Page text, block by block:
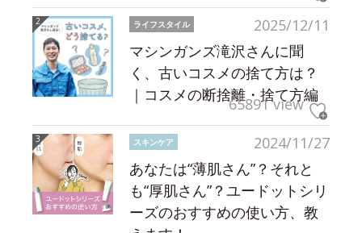
2025/12/11
ライフスタイル
マシンガンズ滝沢さんに聞
く、古いコスメの捨て方は？
｜コスメの断捨離・捨て方編
65891 view
2024/11/27
スキンケア
あなたは“薄肌さん”？それと
も“厚肌さん”？ユードットシリ
ーズのおすすめの使い方、教